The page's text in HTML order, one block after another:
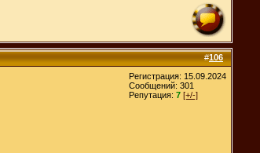
#106
Регистрация: 15.09.2024
Сообщений: 301
Репутация: 7 [+/-]